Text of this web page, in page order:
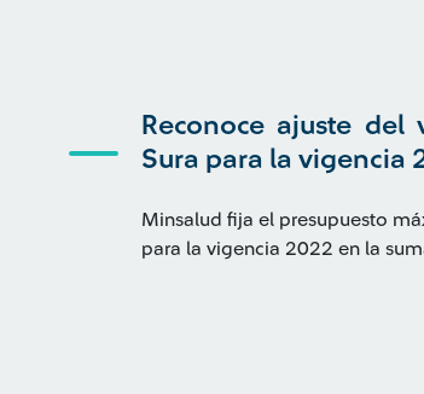
Reconoce ajuste
Sura para la vigencia
Minsalud fija el presupuesto
para la vigencia 2022 en la